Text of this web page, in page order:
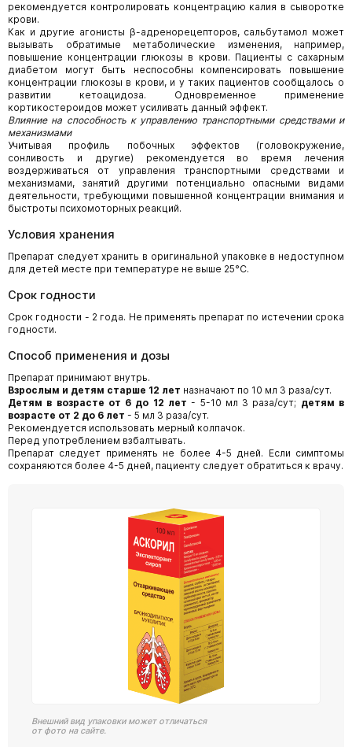
рекомендуется контролировать концентрацию калия в сыворотке
крови.
Как и другие агонисты β-адренорецепторов, сальбутамол может
вызывать обратимые метаболические изменения, например,
повышение концентрации глюкозы в крови. Пациенты с сахарным
диабетом могут быть неспособны компенсировать повышение
концентрации глюкозы в крови, и у таких пациентов сообщалось о
развитии кетоацидоза. Одновременное применение
кортикостероидов может усиливать данный эффект.
Влияние на способность к управлению транспортными средствами и
механизмами
Учитывая профиль побочных эффектов (головокружение,
сонливость и другие) рекомендуется во время лечения
воздерживаться от управления транспортными средствами и
механизмами, занятий другими потенциально опасными видами
деятельности, требующими повышенной концентрации внимания и
быстроты психомоторных реакций.
Условия хранения
Препарат следует хранить в оригинальной упаковке в недоступном
для детей месте при температуре не выше 25°С.
Срок годности
Срок годности - 2 года. Не применять препарат по истечении срока
годности.
Способ применения и дозы
Препарат принимают внутрь.
Взрослым и детям старше 12 лет назначают по 10 мл 3 раза/сут.
Детям в возрасте от 6 до 12 лет - 5-10 мл 3 раза/сут; детям в
возрасте от 2 до 6 лет - 5 мл 3 раза/сут.
Рекомендуется использовать мерный колпачок.
Перед употреблением взбалтывать.
Препарат следует применять не более 4-5 дней. Если симптомы
сохраняются более 4-5 дней, пациенту следует обратиться к врачу.
Внешний вид упаковки может отличаться
от фото на сайте.